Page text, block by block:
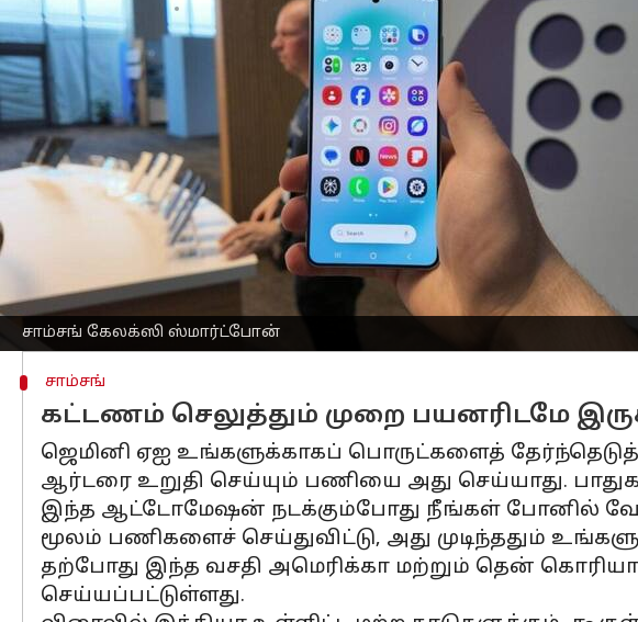
சாம்சங் கேலக்ஸி ஸ்மார்ட்போன்
எழுதியவர் Prasanna Mar 15, 2026 10:01 am
செய்தி முன்னோட்டம்
சாம்சங்நிறுவனத்தின் புதிய வெளியீடான கேலக்ஸி
செயலிகளைத் தானாகவே இயக்கும் 'டாஸ்க்
நீங்கள் ஒரு குரல் கட்டளை கொடுத்தால், ஜெமினி
பணிகளைச் செய்யும்.
உதாரணமாக, "ஒரு டாக்ஸி புக் செய்" என்று
இருப்பிடத்தை உள்ளிட்டு பயணத்தை உறுதி
தற்போது ஆரம்பகட்டமாக உபெர், உபெர் ஈட்ஸ்,
சாம்சங்
கட்டணம் செலுத்தும் முறை பயனரிடமே
ஜெமினி ஏஐ உங்களுக்காகப் பொருட்களைத்
ஆர்டரை உறுதி செய்யும் பணியை அது செய்யாது.
இந்த ஆட்டோமேஷன் நடக்கும்போது நீங்கள் போனில்
மூலம் பணிகளைச் செய்துவிட்டு, அது முடிந்ததும்
தற்போது இந்த வசதி அமெரிக்கா மற்றும் தென்
செய்யப்பட்டுள்ளது.